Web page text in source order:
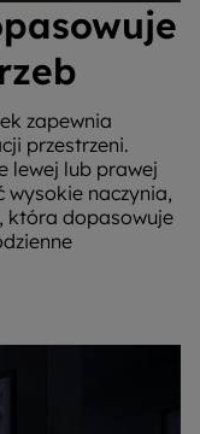
zapewnia
przestrzeni.
lewej lub prawej
wysokie naczynia,
która dopasowuje